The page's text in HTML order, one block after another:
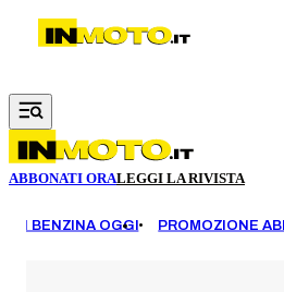
Vai al contenuto principale
ABBONATI ORALEGGI LA RIVISTA
BENZINA OGGI PROMOZIONE